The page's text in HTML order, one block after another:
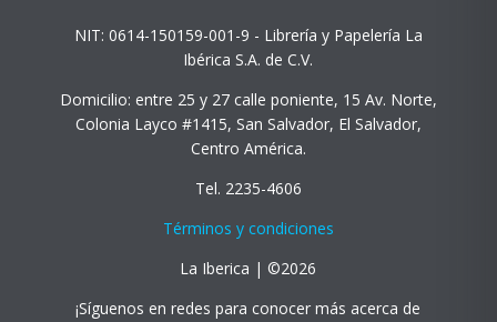
NIT: 0614-150159-001-9 - Librería y Papelería La
Ibérica S.A. de C.V.
Domicilio: entre 25 y 27 calle poniente, 15 Av. Norte,
Colonia Layco #1415, San Salvador, El Salvador,
Centro América.
Tel. 2235-4606
Términos y condiciones
La Iberica | ©2026
¡Síguenos en redes para conocer más acerca de